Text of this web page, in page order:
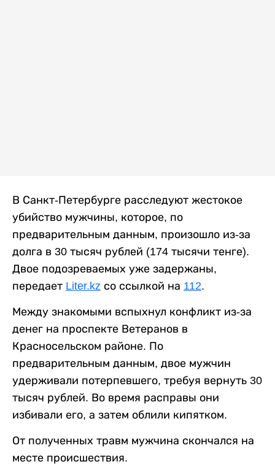
В Санкт-Петербурге расследуют жестокое
убийство мужчины, которое, по
предварительным данным, произошло из-за
долга в 30 тысяч рублей (174 тысячи тенге).
Двое подозреваемых уже задержаны,
передает Liter.kz со ссылкой на 112.
Между знакомыми вспыхнул конфликт из-за
денег на проспекте Ветеранов в
Красносельском районе. По
предварительным данным, двое мужчин
удерживали потерпевшего, требуя вернуть 30
тысяч рублей. Во время расправы они
избивали его, а затем облили кипятком.
От полученных травм мужчина скончался на
месте происшествия.